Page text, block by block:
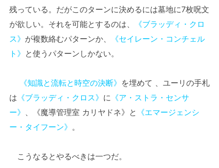
残っている。だがこのターンに決めるには墓地に7枚呪文
が欲しい。それを可能とするのは、
《ブラッディ・クロ
ス》 が複数絡むパターンか、
《セイレーン・コンチェル
ト》 と使うパターンしかない。
《知識と流転と時空の決断》 を埋めて 、ユーリの手札
は 《ブラッディ・クロス》 に 《ア・ストラ・センサ
ー》
、《魔導管理室 カリヤドネ》と 《エマージェンシ
ー・タイフーン》 。
こうなるとやるべきは一つだ。